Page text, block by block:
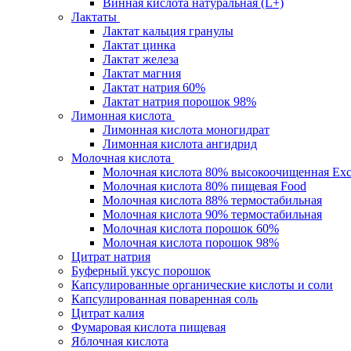
Лактаты
Лактат кальция гранулы
Лактат цинка
Лактат железа
Лактат магния
Лактат натрия 60%
Лактат натрия порошок 98%
Лимонная кислота
Лимонная кислота моногидрат
Лимонная кислота ангидрид
Молочная кислота
Молочная кислота 80% высокоочищенная
Молочная кислота 80% пищевая Food
Молочная кислота 88% термостабильная
Молочная кислота 90% термостабильная
Молочная кислота порошок 60%
Молочная кислота порошок 98%
Цитрат натрия
Буферный уксус порошок
Капсулированные органические кислоты и соли
Капсулированная поваренная соль
Цитрат калия
Фумаровая кислота пищевая
Яблочная кислота